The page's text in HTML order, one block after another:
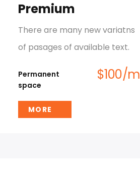
Premium
There are many new variatns
of pasages of available text.
Permanent
space
$100/m
MORE